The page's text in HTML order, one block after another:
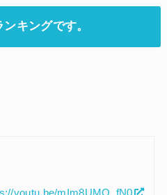
キングです。
youtu.be/mIm8UMO_fN0